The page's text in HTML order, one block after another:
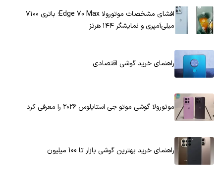
افشای مشخصات موتورولا Edge 70 Max؛ باتری ۷۱۰۰
میلی‌آمپری و نمایشگر ۱۴۴ هرتز
راهنمای خرید گوشی اقتصادی
موتورولا گوشی موتو جی استایلوس ۲۰۲۶ را معرفی کرد
راهنمای خرید بهترین گوشی بازار تا 100 میلیون